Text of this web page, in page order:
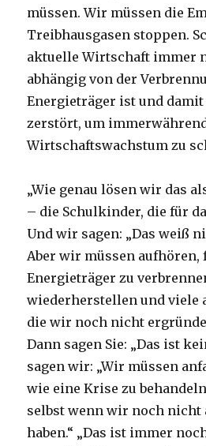
müssen. Wir müssen die
Treibhausgasen stoppen.
aktuelle Wirtschaft immer
abhängig von der
Energieträger ist und damit
zerstört, um
Wirtschaftswachstum zu
„Wie genau lösen wir das
– die Schulkinder, die für
Und wir sagen: „Das weiß
Aber wir müssen aufhören,
Energieträger zu
wiederherstellen und viele
die wir noch nicht
Dann sagen Sie: „Das ist
sagen wir: „Wir müssen
wie eine Krise zu
selbst wenn wir noch nicht
haben.“ „Das ist immer